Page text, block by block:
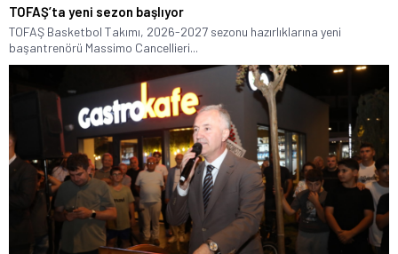
TOFAŞ’ta yeni sezon başlıyor
TOFAŞ Basketbol Takımı, 2026-2027 sezonu hazırlıklarına yeni
başantrenörü Massimo Cancellieri...